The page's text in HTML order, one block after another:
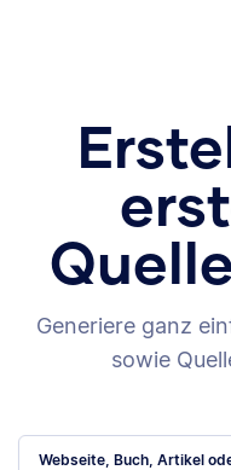
Generiere ganz
sowie
Webseite, Buch, Artikel